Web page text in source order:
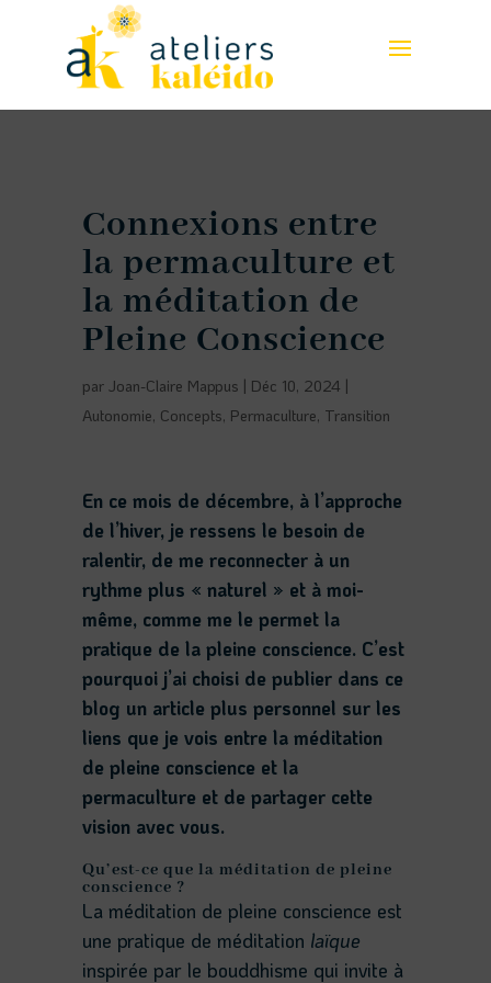
Connexions entre
la permaculture et
la méditation de
Pleine Conscience
par Joan-Claire Mappus | Déc 10, 2024 |
Autonomie, Concepts, Permaculture, Transition
En ce mois de décembre, à l’approche
de l’hiver, je ressens le besoin de
ralentir, de me reconnecter à un
rythme plus « naturel » et à moi-
même, comme me le permet la
pratique de la pleine conscience. C’est
pourquoi j’ai choisi de publier dans ce
blog un article plus personnel sur les
liens que je vois entre la méditation
de pleine conscience et la
permaculture et de partager cette
vision avec vous.
Qu’est-ce que la méditation de pleine
conscience ?
La méditation de pleine conscience est
une pratique de méditation laïque
inspirée par le bouddhisme qui invite à